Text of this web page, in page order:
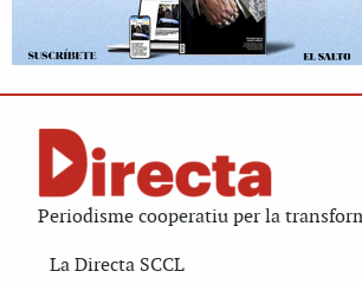
Periodisme cooperatiu per la
La Directa SCCL